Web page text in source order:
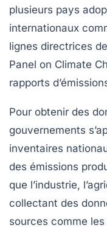
plusieurs pays
internationaux
lignes directrices de
Panel on Climate
rapports
Pour obtenir des
gouvernements
inventaires
des émissions
que l’industrie,
collectant des
sources comme